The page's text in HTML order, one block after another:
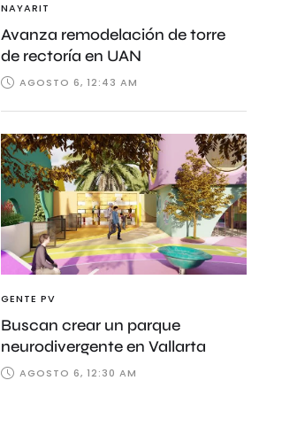
NAYARIT
Avanza remodelación de torre
de rectoría en UAN
AGOSTO 6, 12:43 AM
GENTE PV
Buscan crear un parque
neurodivergente en Vallarta
AGOSTO 6, 12:30 AM